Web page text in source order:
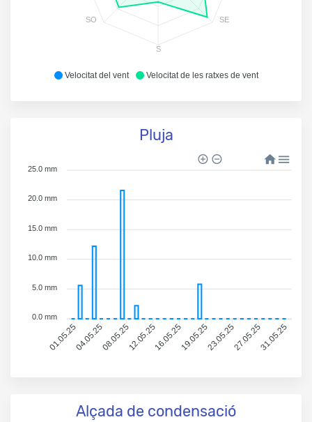
Velocitat del vent Velocitat de les ratxes de vent
SE
S
SO
Pluja
01.05.2504.05.2508.05.2512.05.2516.05.2519.05.2523.05.2527.05.2531.05.25
25.0 mm
20.0 mm
15.0 mm
10.0 mm
5.0 mm
0.0 mm
Alçada de condensació